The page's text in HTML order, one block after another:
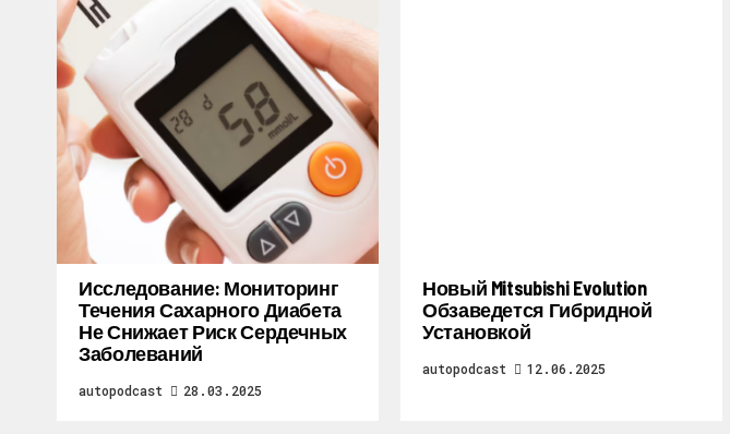
Исследование: Мониторинг
Течения Сахарного Диабета
Не Снижает Риск Сердечных
Заболеваний
autopodcast 28.03.2025
Новый Mitsubishi Evolution
Обзаведется Гибридной
Установкой
autopodcast 12.06.2025